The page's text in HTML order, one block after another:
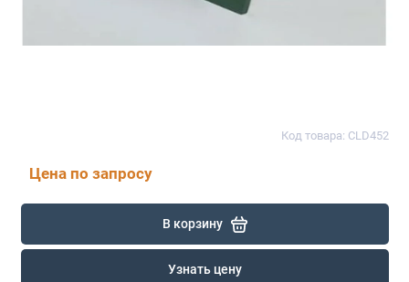
Код товара: CLD452
Цена по запросу
В корзину
Узнать цену